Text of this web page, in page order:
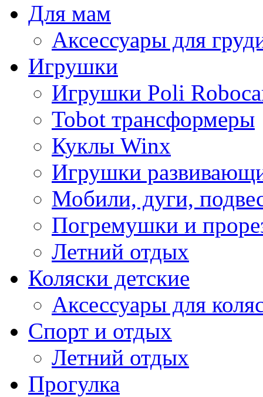
Для мам
Аксессуары для
Игрушки
Игрушки Poli
Tobot трансформеры
Куклы Winx
Игрушки
Мобили, дуги,
Погремушки и
Летний отдых
Коляски детские
Аксессуары для
Спорт и отдых
Летний отдых
Прогулка